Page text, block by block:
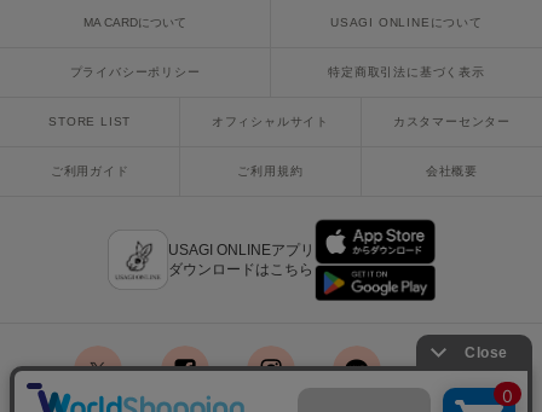
ナウンス
null.
MA CARDについて USAGI ONLINEについて
プライバシーポリシー 特定商取引法に基づく表示
STORE LIST オフィシャルサイト カスタマーセンター
ご利用ガイド ご利用規約 会社概要
USAGI ONLINEアプリ
ダウンロードはこちら
x facebook mail